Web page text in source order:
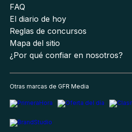
FAQ
El diario de hoy
Reglas de concursos
Mapa del sitio
¿Por qué confiar en nosotros?
Otras marcas de GFR Media